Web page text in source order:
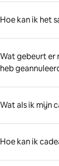
Hoe kan ik het
Wat gebeurt er
heb
Wat als ik mijn
Hoe kan ik